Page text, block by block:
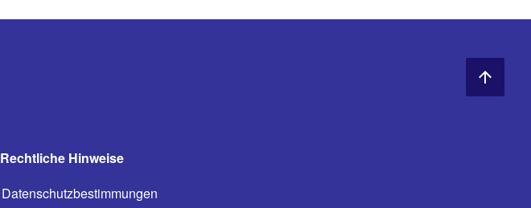
Rechtliche Hinweise
Datenschutzbestimmungen